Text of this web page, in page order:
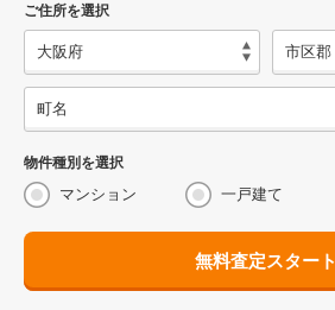
ご住所を選択
物件種別を選択
マンション 一戸建て
無料査定スタート